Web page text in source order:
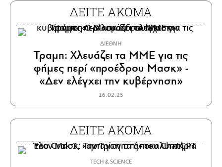
ΔΕΙΤΕ ΑΚΟΜΑ
ΔΙΕΘΝΗ
Τραμπ: Χλευάζει τα ΜΜΕ για τις
φήμες περί «προέδρου Μασκ» -
«Δεν ελέγχει την κυβέρνηση»
16.02.25
ΔΕΙΤΕ ΑΚΟΜΑ
ΤECH & SCIENCE